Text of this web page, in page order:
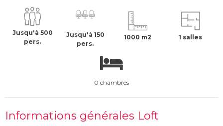
Jusqu'à 500
pers.
Jusqu'à 150
pers.
1000 m2 1 salles
0 chambres
Informations générales Loft